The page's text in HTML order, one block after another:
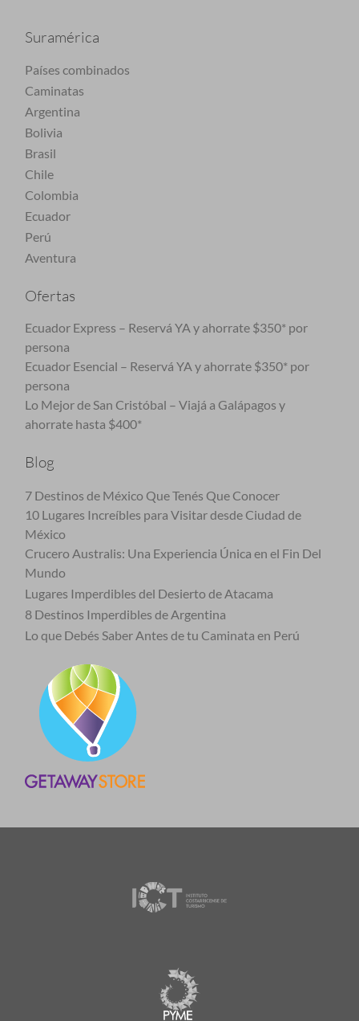
Suramérica
Países combinados
Caminatas
Argentina
Bolivia
Brasil
Chile
Colombia
Ecuador
Perú
Aventura
Ofertas
Ecuador Express – Reservá YA y ahorrate $350* por
persona
Ecuador Esencial – Reservá YA y ahorrate $350* por
persona
Lo Mejor de San Cristóbal – Viajá a Galápagos y
ahorrate hasta $400*
Blog
7 Destinos de México Que Tenés Que Conocer
10 Lugares Increíbles para Visitar desde Ciudad de
México
Crucero Australis: Una Experiencia Única en el Fin Del
Mundo
Lugares Imperdibles del Desierto de Atacama
8 Destinos Imperdibles de Argentina
Lo que Debés Saber Antes de tu Caminata en Perú